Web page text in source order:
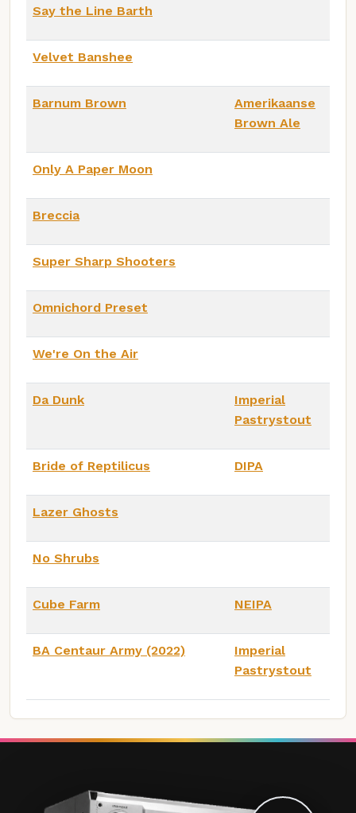
Say the Line Barth
Velvet Banshee
Barnum Brown
Amerikaanse
Brown Ale
Only A Paper Moon
Breccia
Super Sharp Shooters
Omnichord Preset
We're On the Air
Da Dunk
Imperial
Pastrystout
Bride of Reptilicus DIPA
Lazer Ghosts
No Shrubs
Cube Farm NEIPA
BA Centaur Army (2022)
Imperial
Pastrystout